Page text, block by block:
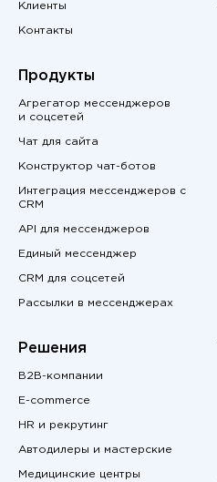
Клиенты
Контакты
Продукты
Агрегатор мессенджеров
и соцсетей
Чат для сайта
Конструктор чат-ботов
Интеграция мессенджеров с
CRM
API для мессенджеров
Единый мессенджер
CRM для соцсетей
Рассылки в мессенджерах
Решения
B2B-компании
E-commerce
HR и рекрутинг
Автодилеры и мастерские
Медицинские центры